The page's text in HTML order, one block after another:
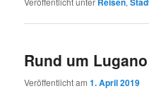
Rund um Lugano
Veröffentlicht am1. April 2019